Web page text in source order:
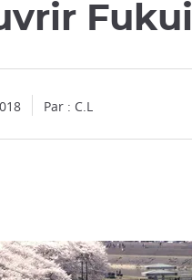
Fukui
Par : C.L